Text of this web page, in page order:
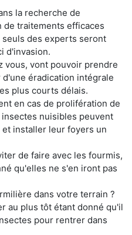
la recherche de
traitements efficaces
des experts seront
d'invasion.
vous, vont pouvoir prendre
éradication intégrale
plus courts délais.
en cas de prolifération de
nuisibles peuvent
installer leur foyers un
de faire avec les fourmis,
qu'elles ne s'en iront pas
dans votre terrain ?
au plus tôt étant donné qu'il
pour rentrer dans